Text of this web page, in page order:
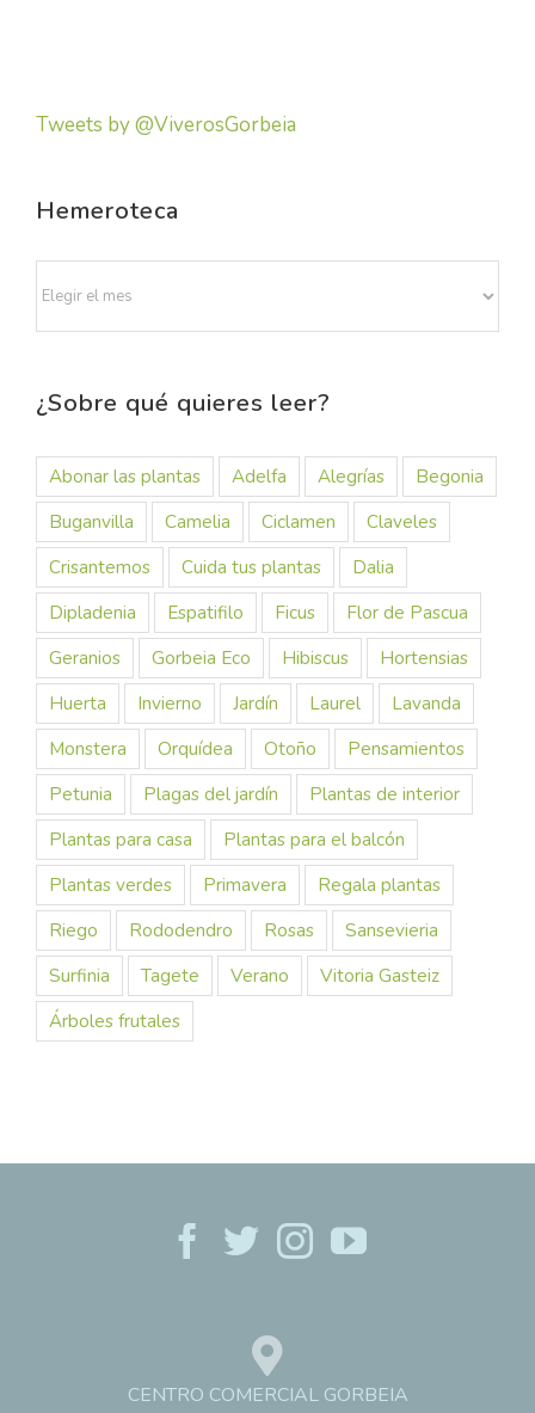
Tweets by @ViverosGorbeia
Hemeroteca
¿Sobre qué quieres leer?
Abonar las plantas Adelfa Alegrías
Begonia
Buganvilla
Camelia Ciclamen
Claveles
Crisantemos
Cuida tus plantas
Dalia
Dipladenia
Espatifilo Ficus
Flor de Pascua
Geranios
Gorbeia Eco Hibiscus
Hortensias
Huerta
Invierno Jardín Laurel
Lavanda
Monstera
Orquídea Otoño
Pensamientos
Petunia
Plagas del jardín
Plantas de interior
Plantas para casa
Plantas para el balcón
Plantas verdes
Primavera
Regala plantas
Riego
Rododendro Rosas
Sansevieria
Surfinia
Tagete Verano
Vitoria Gasteiz
Árboles frutales
CENTRO COMERCIAL GORBEIA